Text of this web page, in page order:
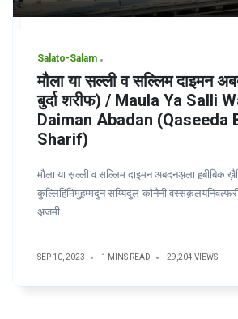
Salato-Salam
मौला या स़ल्ली व सल्लिम दाइमन
बुर्दा शरीफ) / Maula Ya Salli
Daiman Abadan (Qaseeda
Sharif)
मौला या स़ल्ली व सल्लिम दाइमन अबदनअ़ला ह़बीबिक
कुल्लिहिमिमुह़म्मदुन सय्यिदुल-कौनैनी
अ़जमी
SEP 10, 2023 1 MINS READ 29,204 VIEWS